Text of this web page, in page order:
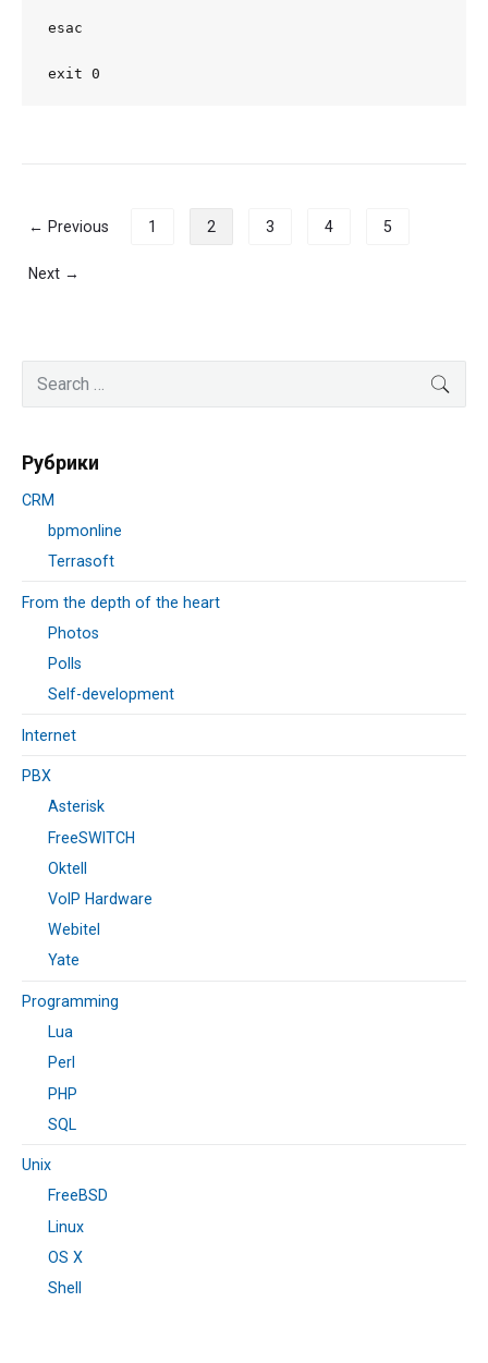
esac
exit 0
Навигация
записям
← Previous 1 2 3 4 5
Next →
Primary
Sidebar
for:
Рубрики
CRM
bpmonline
Terrasoft
From the depth of the heart
Photos
Polls
Self-development
Internet
PBX
Asterisk
FreeSWITCH
Oktell
VoIP Hardware
Webitel
Yate
Programming
Lua
Perl
PHP
SQL
Unix
FreeBSD
Linux
OS X
Shell